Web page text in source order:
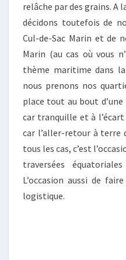
relâche par des grains. A
décidons toutefois de
Cul-de-Sac Marin et de
Marin (au cas où vous
thème maritime dans
nous prenons nos
place tout au bout
car tranquille et à
car l’aller-retour à terre
tous les cas, c’est
traversées
L’occasion aussi de
logistique.